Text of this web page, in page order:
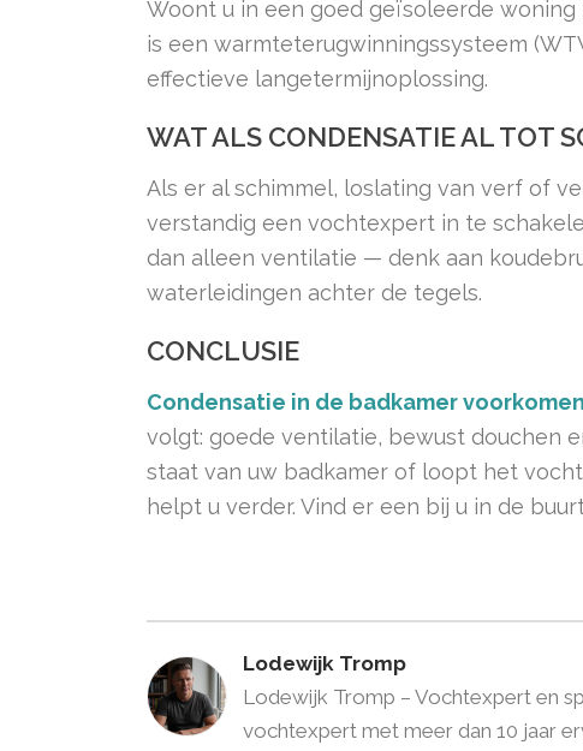
Woont u in een goed geïsoleerde
is een warmteterugwinningssysteem
effectieve langetermijnoplossing.
WAT ALS CONDENSATIE AL TOT
Als er al schimmel, loslating van verf of
verstandig een vochtexpert in te
dan alleen ventilatie — denk aan
waterleidingen achter de tegels.
CONCLUSIE
Condensatie in de badkamer voorkomen
volgt: goede ventilatie, bewust douchen
staat van uw badkamer of loopt het
helpt u verder. Vind er een bij u in de
Lodewijk Tromp
Lodewijk Tromp – Vochtexpert en
vochtexpert met meer dan 10 jaar